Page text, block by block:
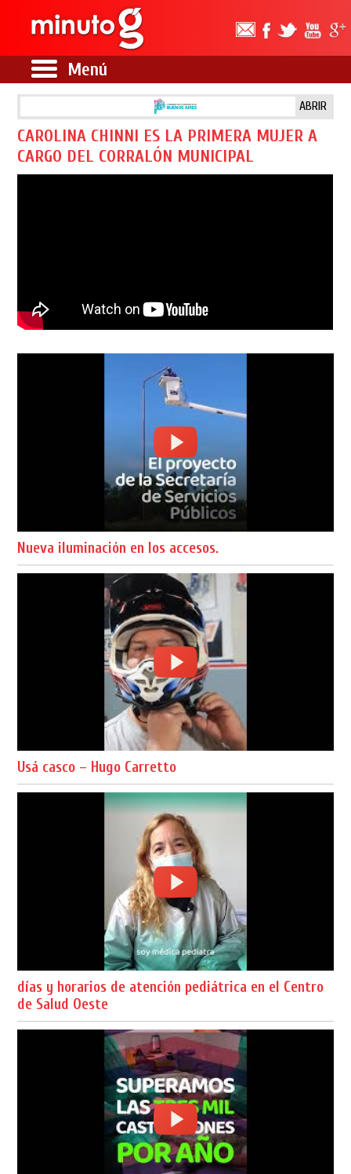
Menú
ABRIR
CAROLINA CHINNI ES LA PRIMERA MUJER A
CARGO DEL CORRALÓN MUNICIPAL
Nueva iluminación en los accesos.
Usá casco – Hugo Carretto
días y horarios de atención pediátrica en el Centro
de Salud Oeste